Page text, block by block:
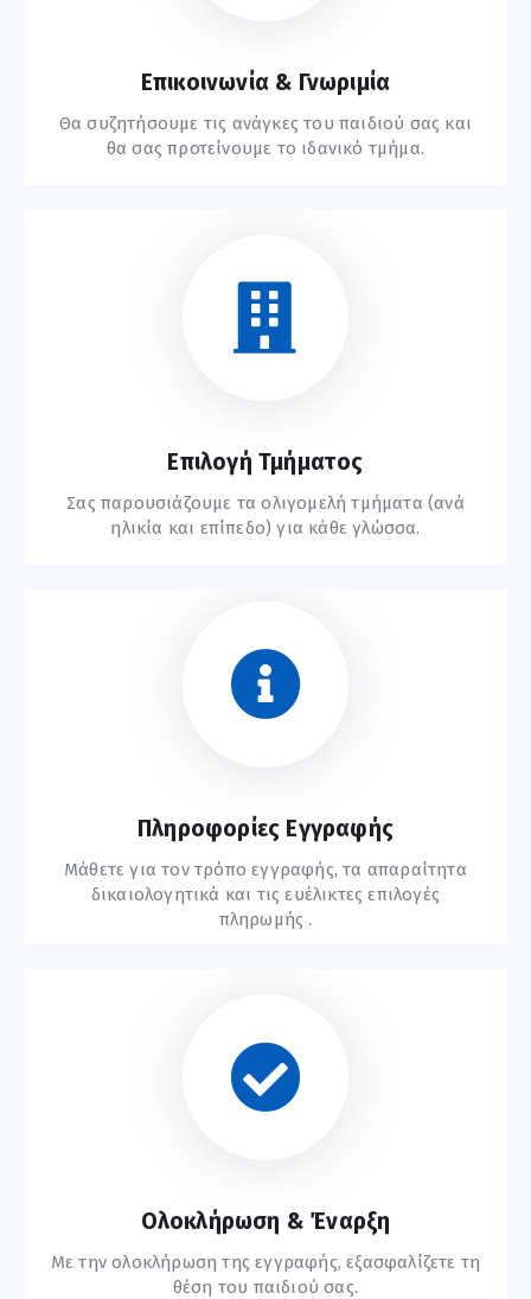
Επικοινωνία & Γνωριμία
Θα συζητήσουμε τις ανάγκες του παιδιού σας και
θα σας προτείνουμε το ιδανικό τμήμα.
Επιλογή Τμήματος
Σας παρουσιάζουμε τα ολιγομελή τμήματα (ανά
ηλικία και επίπεδο) για κάθε γλώσσα.
Πληροφορίες Εγγραφής
Μάθετε για τον τρόπο εγγραφής, τα απαραίτητα
δικαιολογητικά και τις ευέλικτες επιλογές
πληρωμής .
Ολοκλήρωση & Έναρξη
Με την ολοκλήρωση της εγγραφής, εξασφαλίζετε τη
θέση του παιδιού σας.